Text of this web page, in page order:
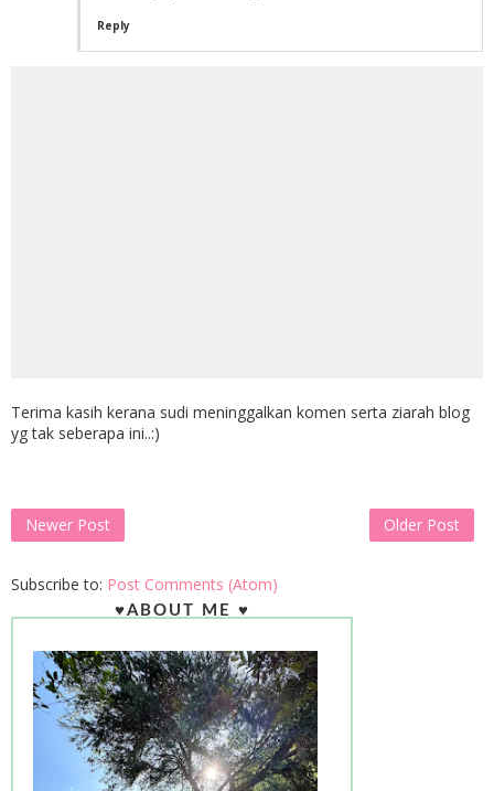
Reply
Terima kasih kerana sudi meninggalkan komen serta ziarah blog
yg tak seberapa ini..:)
Newer Post Older Post
Subscribe to: Post Comments (Atom)
♥ABOUT ME ♥